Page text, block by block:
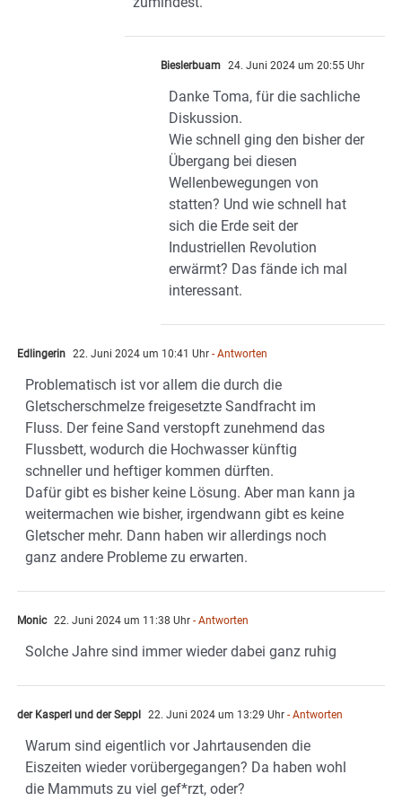
Bieslerbuam 24. Juni 2024 um 20:55 Uhr
Danke Toma, für die sachliche
Diskussion.
Wie schnell ging den bisher der
Übergang bei diesen
Wellenbewegungen von
statten? Und wie schnell hat
sich die Erde seit der
Industriellen Revolution
erwärmt? Das fände ich mal
interessant.
Edlingerin 22. Juni 2024 um 10:41 Uhr - Antworten
Problematisch ist vor allem die durch die
Gletscherschmelze freigesetzte Sandfracht im
Fluss. Der feine Sand verstopft zunehmend das
Flussbett, wodurch die Hochwasser künftig
schneller und heftiger kommen dürften.
Dafür gibt es bisher keine Lösung. Aber man kann ja
weitermachen wie bisher, irgendwann gibt es keine
Gletscher mehr. Dann haben wir allerdings noch
ganz andere Probleme zu erwarten.
Monic 22. Juni 2024 um 11:38 Uhr - Antworten
Solche Jahre sind immer wieder dabei ganz ruhig
der Kasperl und der Seppl 22. Juni 2024 um 13:29 Uhr - Antworten
Warum sind eigentlich vor Jahrtausenden die
Eiszeiten wieder vorübergegangen? Da haben wohl
die Mammuts zu viel gef*rzt, oder?